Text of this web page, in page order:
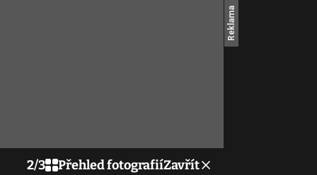
2/3 Přehled fotografiíZavřít